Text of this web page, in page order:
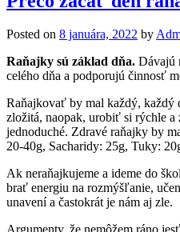
Posted on 8 januára, 2022 by
Raňajky sú základ dňa. Dávajú
celého dňa a podporujú činnosť
Raňajkovať by mal každý, každý
zložitá, naopak, urobiť si rýchle a
jednoduché. Zdravé raňajky by
20-40g, Sacharidy: 25g, Tuky:
Ak neraňajkujeme a ideme do
brať energiu na rozmýšľanie,
unavení a častokrát je nám aj zle.